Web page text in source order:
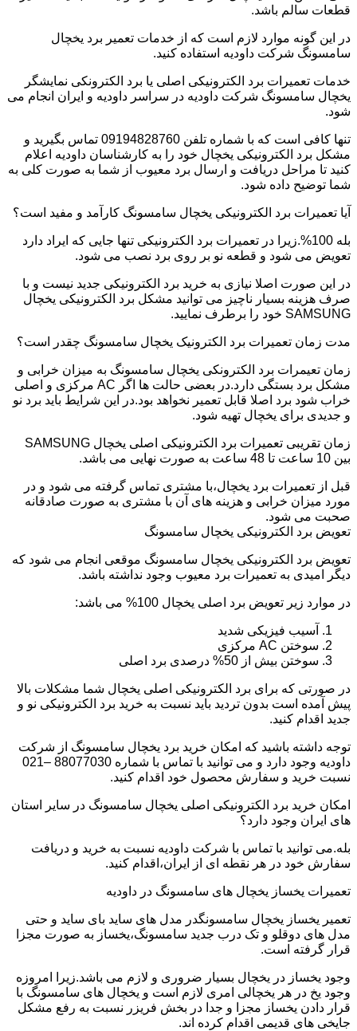
قطعات سالم باشد.
در این گونه موارد لازم است که از خدمات تعمیر برد یخچال
سامسونگ شرکت داودیه استفاده کنید.
خدمات تعمیرات برد الکترونیکی اصلی یا برد الکترونکی نمایشگر
یخچال سامسونگ شرکت داودیه در سراسر داودیه و ایران انجام می
شود.
تنها کافی است که با شماره تلفن 09194828760 تماس بگیرید و
مشکل برد الکترونیکی یخچال خود را به کارشناسان داودیه اعلام
کنید تا مراحل دریافت و ارسال برد معیوب از شما به صورت کلی به
شما توضیح داده شود.
آیا تعمیرات برد الکترونیکی یخچال سامسونگ کارآمد و مفید است؟
بله 100%.زیرا در تعمیرات برد الکترونیکی تنها جایی که ایراد دارد
تعویض می شود و قطعه نو بر روی برد نصب می شود.
در این صورت اصلا نیازی به خرید برد الکترونیکی جدید نیست و با
صرف هزینه بسیار ناچیز می توانید مشکل برد الکترونیکی یخچال
SAMSUNG خود را برطرف نمایید.
مدت زمان تعمیرات برد الکترونیک یخچال سامسونگ چقدر است؟
زمان تعیمرات برد الکترونکی یخچال سامسونگ به میزان خرابی و
مشکل برد بستگی دارد.در بعضی حالت ها اگر AC مرکزی و اصلی
خراب شود برد اصلا قابل تعمیر نخواهد بود.در این شرایط باید برد نو
و جدیدی برای یخچال تهیه شود.
زمان تقریبی تعمیرات برد الکترونیکی اصلی یخچال SAMSUNG
بین 10 ساعت تا 48 ساعت به صورت نهایی می باشد.
قبل از تعمیرات برد یخچال،با مشتری تماس گرفته می شود و در
مورد میزان خرابی و هزینه های آن با مشتری به صورت صادقانه
صحبت می شود.
تعویض برد الکترونیکی یخچال سامسونگ
تعویض برد الکترونیکی یخچال سامسونگ موقعی انجام می شود که
دیگر امیدی به تعمیرات برد معیوب وجود نداشته باشد.
در موارد زیر تعویض برد اصلی یخچال 100% می باشد:
آسیب فیزیکی شدید
سوختن AC مرکزی
سوختن بیش از 50% درصدی برد اصلی
در صورتی که برای برد الکترونیکی اصلی یخچال شما مشکلات بالا
پیش آمده است بدون تردید باید نسبت به خرید برد الکترونیکی نو و
جدید اقدام کنید.
توجه داشته باشید که امکان خرید برد یخچال سامسونگ از شرکت
داودیه وجود دارد و می توانید با تماس با شماره 88077030 –021
نسبت خرید و سفارش محصول خود اقدام کنید.
امکان خرید برد الکترونیکی اصلی یخچال سامسونگ در سایر استان
های ایران وجود دارد؟
بله.می توانید با تماس با شرکت داودیه نسبت به خرید و دریافت
سفارش خود در هر نقطه ای از ایران،اقدام کنید.
تعمیرات یخساز یخچال های سامسونگ در داودیه
تعمیر یخساز یخچال سامسونگدر مدل های ساید بای ساید و حتی
مدل های دوقلو و تک درب جدید سامسونگ،یخساز به صورت مجزا
قرار گرفته است.
وجود یخساز در یخچال بسیار ضروری و لازم می باشد.زیرا امروزه
وجود یخ در هر یخچالی امری لازم است و یخچال های سامسونگ با
قرار دادن یخساز مجزا و جدا در بخش فریزر نسبت به رفع مشکل
جایخی های قدیمی اقدام کرده اند.